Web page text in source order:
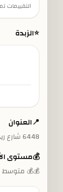
التقييمات
⭐الزبدة
📍العنوان
6448 شارع ريحانه بنت زيد، حي العارض، RRRB3764، 3764، الرياض 13342
💰مستوى
💰💰 متوسط